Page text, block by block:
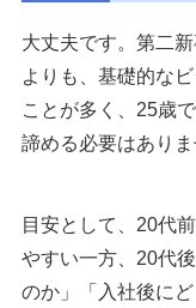
3：type女性の転
4：エン転職
まとめ
大丈夫です。第二
よりも、基礎的な
ことが多く、25歳
諦める必要はありま
目安として、20代
やすい一方、20代
のか」「入社後に